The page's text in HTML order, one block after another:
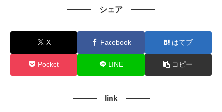
シェア
X Facebook はてブ
Pocket LINE コピー
link